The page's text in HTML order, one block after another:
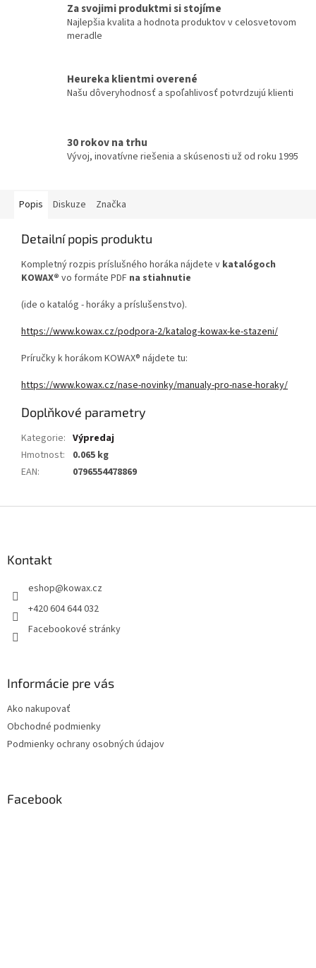
Za svojimi produktmi si stojíme
Najlepšia kvalita a hodnota produktov v celosvetovom
meradle
Heureka klientmi overené
Našu dôveryhodnosť a spoľahlivosť potvrdzujú klienti
30 rokov na trhu
Vývoj, inovatívne riešenia a skúsenosti už od roku 1995
Popis Diskuze Značka
Detailní popis produktu
Kompletný rozpis príslušného horáka nájdete v katalógoch
KOWAX® vo formáte PDF na stiahnutie
(ide o katalóg - horáky a príslušenstvo).
https://www.kowax.cz/podpora-2/katalog-kowax-ke-stazeni/
Príručky k horákom KOWAX® nájdete tu:
https://www.kowax.cz/nase-novinky/manualy-pro-nase-horaky/
Doplňkové parametry
Kategorie: Výpredaj
Hmotnost:
0.065 kg
EAN: 0796554478869
Kontakt
eshop@kowax.cz
+420 604 644 032
Facebookové stránky
Informácie pre vás
Ako nakupovať
Obchodné podmienky
Podmienky ochrany osobných údajov
Facebook